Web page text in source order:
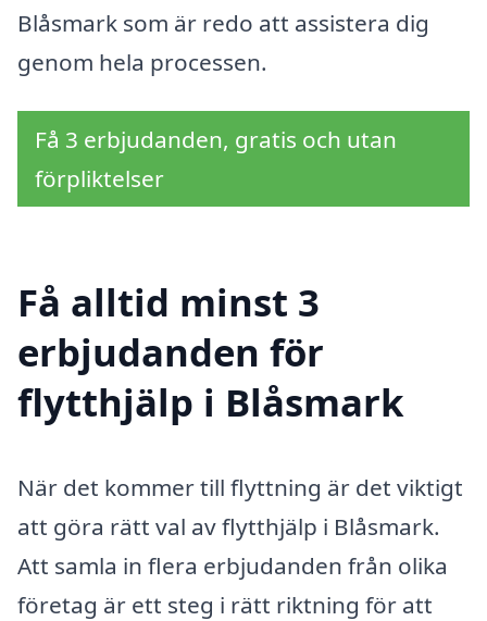
Blåsmark som är redo att assistera dig
genom hela processen.
Få 3 erbjudanden, gratis och utan
förpliktelser
Få alltid minst 3
erbjudanden för
flytthjälp i Blåsmark
När det kommer till flyttning är det viktigt
att göra rätt val av flytthjälp i Blåsmark.
Att samla in flera erbjudanden från olika
företag är ett steg i rätt riktning för att